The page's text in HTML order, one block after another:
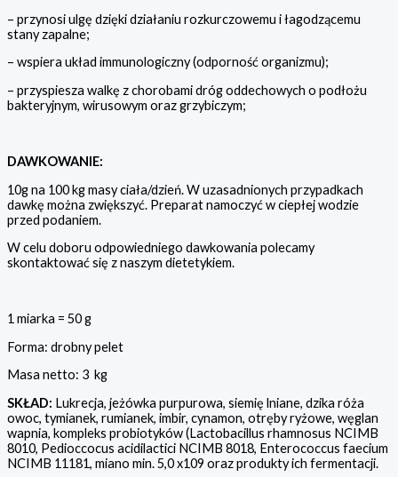
– przynosi ulgę dzięki działaniu rozkurczowemu i łagodzącemu
stany zapalne;
– wspiera układ immunologiczny (odporność organizmu);
– przyspiesza walkę z chorobami dróg oddechowych o podłożu
bakteryjnym, wirusowym oraz grzybiczym;
DAWKOWANIE:
10g na 100 kg masy ciała/dzień. W uzasadnionych przypadkach
dawkę można zwiększyć. Preparat namoczyć w ciepłej wodzie
przed podaniem.
W celu doboru odpowiedniego dawkowania polecamy
skontaktować się z naszym dietetykiem.
1 miarka = 50 g
Forma: drobny pelet
Masa netto: 3 kg
SKŁAD: Lukrecja, jeżówka purpurowa, siemię lniane, dzika róża
owoc, tymianek, rumianek, imbir, cynamon, otręby ryżowe, węglan
wapnia, kompleks probiotyków (Lactobacillus rhamnosus NCIMB
8010, Pedioccocus acidilactici NCIMB 8018, Enterococcus faecium
NCIMB 11181, miano min. 5,0 x109 oraz produkty ich fermentacji.